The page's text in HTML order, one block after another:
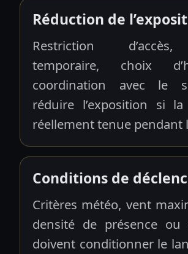
Réduction de
Restriction
temporaire, choix
coordination avec le
réduire l’exposition si
réellement tenue pendant
Conditions de
Critères météo, vent
densité de présence
doivent conditionner le